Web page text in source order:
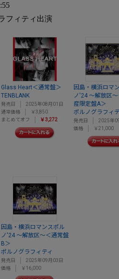
フィティ出演
Glass Heart＜通常盤＞
TENBLANK
発売日
2025年08月01日
通常価格
￥3,850
まとめてオフ
￥3,272
因島・横浜ロマ
ノ'24 ～解放区
産限定盤A＞
ポルノグラフィ
発売日
2025年
価格
￥21,000
因島・横浜ロマンスポル
ノ'24 ～解放区～＜通常盤
B＞
ポルノグラフィティ
発売日
2025年09月03日
価格
￥16,000